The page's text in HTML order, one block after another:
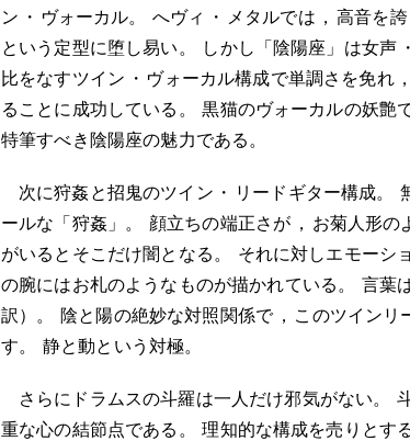
ン ・ ヴォーカル。 へヴィ ・ メタルでは ， 高音を
という定型に堕し易い 。 しかし「陰陽座」は女声 ・
比をなすツイン ・ ヴォーカル構成で単調さを免れ ，
ることに成功している 。 黒猫のヴォーカルの妖艶
特筆すべき陰陽座の魅力である 。
次に狩姦と招鬼のツイン ・ リードギター構成。
ールな「狩姦」 。 顔立ちの端正さが ， お菊人形の
がいるとそこだけ闇となる 。 それに対しエモーシ
の腕にはお札のようなものが描かれている 。 言葉
訳） 。 陰と陽の絶妙な対照関係で ， このツインリ
す。 静と動という対極。
さらにドラムスの斗羅は一人だけ邪気がない。
重な心の結節点である 。 理知的な構成を売りとす